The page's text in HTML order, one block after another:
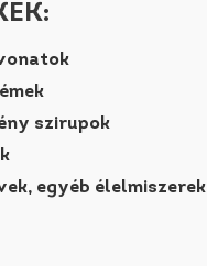
szirupok
egyéb élelmiszerek